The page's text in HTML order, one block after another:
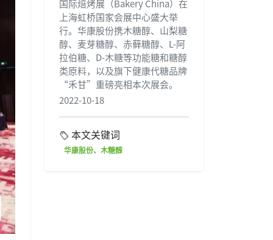
国际焙烤展（Bakery China）在
上海虹桥国家会展中心盛大举
行。华康股份携木糖醇、山梨糖
醇、麦芽糖醇、赤藓糖醇、L-阿
拉伯糖、D-木糖等功能糖和糖醇
类原料，以及旗下健康代糖品牌
“禾甘”重磅亮相本次展会。
2022-10-18
本文关键词
华康股份、木糖醇